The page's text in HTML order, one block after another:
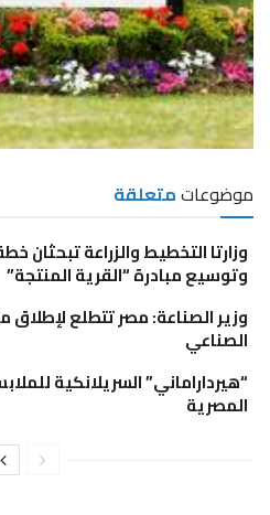
موضوعاتمتعلقة
وزارتا التخطيط والزراعة تبحثان
وتوسيع مبادرة “القرية المنتجة”
وزير الصناعة: مصر تتطلع
الصناعي
“هيرداراماني” السريلانكية
المصرية